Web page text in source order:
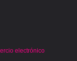
electrónico